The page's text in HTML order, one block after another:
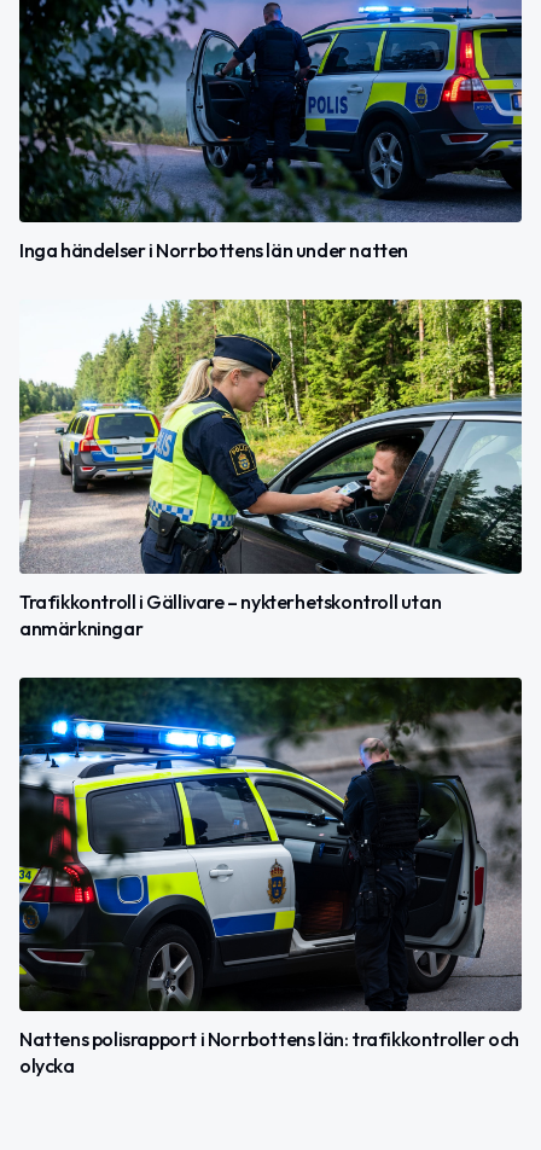
Inga händelser i Norrbottens län under natten
Trafikkontroll i Gällivare – nykterhetskontroll utan
anmärkningar
Nattens polisrapport i Norrbottens län: trafikkontroller och
olycka